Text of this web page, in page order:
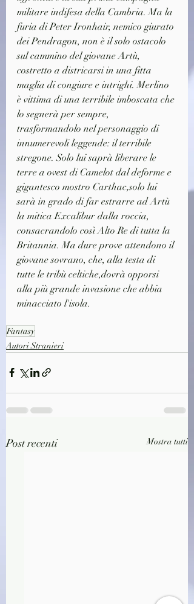
militare indifesa della Cambria. Ma la
furia di Peter Ironhair, nemico giurato
dei Pendragon, non è il solo ostacolo
sul cammino del giovane Artù,
costretto a districarsi in una fitta
maglia di congiure e intrighi. Merlino
è vittima di una terribile imboscata che
lo segnerà per sempre,
trasformandolo nel personaggio di
innumerevoli leggende: il terribile
stregone. Solo lui saprà liberare le
terre a ovest di Camelot dal deforme e
gigantesco mostro Carthac,solo lui
sarà in grado di far estrarre ad Artù
la mitica Excalibur dalla roccia,
consacrandolo così Alto Re di tutta la
Britannia. Ma dure prove attendono il
giovane sovrano, che, alla testa di
tutte le tribù celtiche,dovrà opporsi
alla più grande invasione che abbia
minacciato l'isola.
Fantasy
Autori Stranieri
Post recenti Mostra tutti